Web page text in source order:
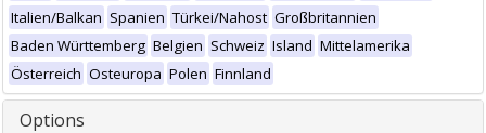
Italien/Balkan Spanien Türkei/Nahost Großbritannien
Baden Württemberg Belgien Schweiz Island Mittelamerika
Österreich Osteuropa Polen Finnland
Options